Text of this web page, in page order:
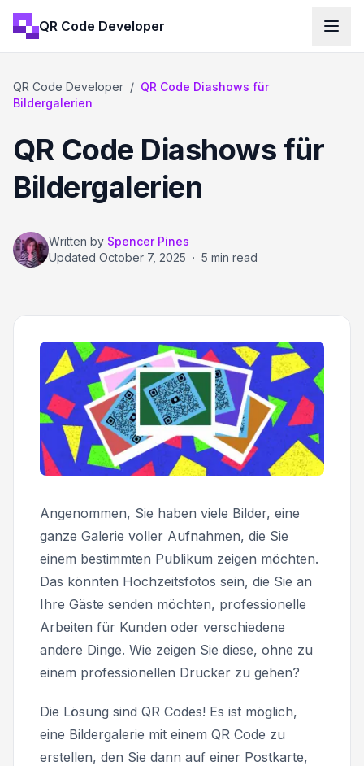
QR Code Developer
QR Code Developer / QR Code Diashows für
Bildergalerien
QR Code Diashows für
Bildergalerien
Written by Spencer Pines
Updated October 7, 2025 · 5 min read
Angenommen, Sie haben viele Bilder, eine
ganze Galerie voller Aufnahmen, die Sie
einem bestimmten Publikum zeigen möchten.
Das könnten Hochzeitsfotos sein, die Sie an
Ihre Gäste senden möchten, professionelle
Arbeiten für Kunden oder verschiedene
andere Dinge. Wie zeigen Sie diese, ohne zu
einem professionellen Drucker zu gehen?
Die Lösung sind QR Codes! Es ist möglich,
eine Bildergalerie mit einem QR Code zu
erstellen, den Sie dann auf einer Postkarte,